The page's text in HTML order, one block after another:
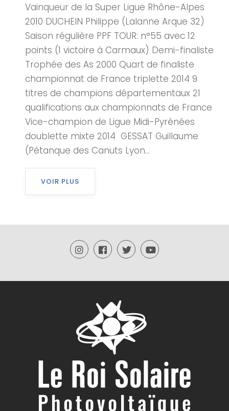
Vainqueur de la Super Ligue Rhône-Alpes
2010 DUCHEIN Philippe (Lalanne Arque 32)
Saison régulière PPF TOUR: n°55 avec 12
points (1 victoire à Carmaux) Demi-finaliste
Trophée des As 2000 Quart de finaliste
championnat de France triplette 2014 9
titres de champions départementaux 21
qualifications aux championnats de France
Vice-champion de Ligue Midi-Pyrénées
doublette mixte 2014 GESSAT Guillaume
(Pétanque des Canuts Lyon...
VOIR PLUS